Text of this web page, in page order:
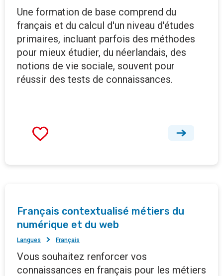
Une formation de base comprend du
français et du calcul d'un niveau d'études
primaires, incluant parfois des méthodes
pour mieux étudier, du néerlandais, des
notions de vie sociale, souvent pour
réussir des tests de connaissances.
Français contextualisé métiers du
numérique et du web
Langues Français
Vous souhaitez renforcer vos
connaissances en français pour les métiers